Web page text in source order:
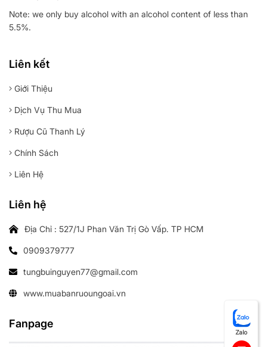
Note: we only buy alcohol with an alcohol content of less than
5.5%.
Liên kết
Giới Thiệu
Dịch Vụ Thu Mua
Rượu Cũ Thanh Lý
Chính Sách
Liên Hệ
Liên hệ
Địa Chỉ : 527/1J Phan Văn Trị Gò Vấp. TP HCM
0909379777
tungbuinguyen77@gmail.com
www.muabanruoungoai.vn
Fanpage
Zalo